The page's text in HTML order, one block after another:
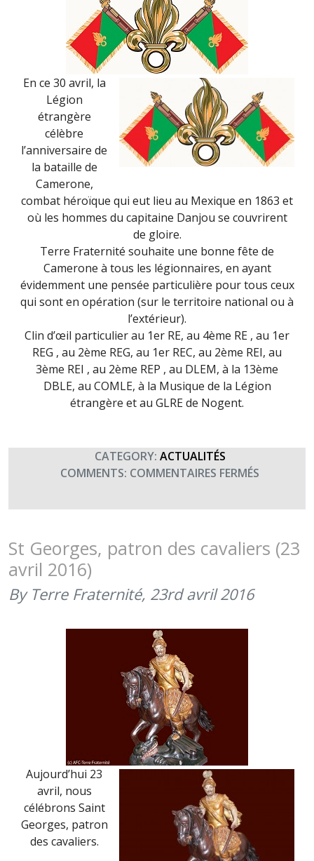
En ce 30 avril, la
Légion
étrangère
célèbre
l’anniversaire de
la bataille de
Camerone,
combat héroïque qui eut lieu au Mexique en 1863 et
où les hommes du capitaine Danjou se couvrirent
de gloire.
Terre Fraternité souhaite une bonne fête de
Camerone à tous les légionnaires, en ayant
évidemment une pensée particulière pour tous ceux
qui sont en opération (sur le territoire national ou à
l’extérieur).
Clin d’œil particulier au 1er RE, au 4ème RE , au 1er
REG , au 2ème REG, au 1er REC, au 2ème REI, au
3ème REI , au 2ème REP , au DLEM, à la 13ème
DBLE, au COMLE, à la Musique de la Légion
étrangère et au GLRE de Nogent.
CATEGORY: ACTUALITÉS
COMMENTS: COMMENTAIRES FERMÉS
DE
FÊTE
St Georges, patron des cavaliers (23
avril 2016)
By Terre Fraternité, 23rd avril 2016
Aujourd’hui 23
avril, nous
célébrons Saint
Georges, patron
des cavaliers.